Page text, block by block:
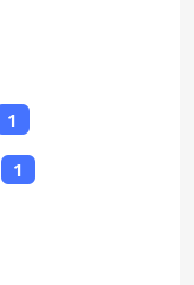
1
1